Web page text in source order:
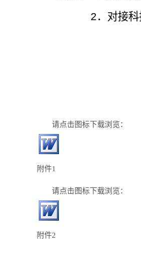
2．对接
请点击图标下载浏览：
附件1
请点击图标下载浏览：
附件2